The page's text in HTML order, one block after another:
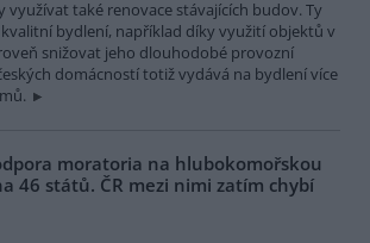
využívat také renovace stávajících budov. Ty
bydlení, například díky využití objektů v
snižovat jeho dlouhodobé provozní
domácností totiž vydává na bydlení více
moratoria na hlubokomořskou
46 států. ČR mezi nimi zatím chybí